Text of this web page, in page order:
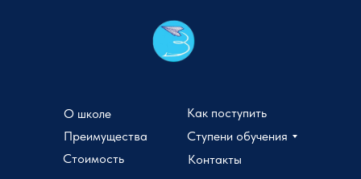
Как поступить
Ступени обучения
Преимущества
Контакты
О школе
Стоимость